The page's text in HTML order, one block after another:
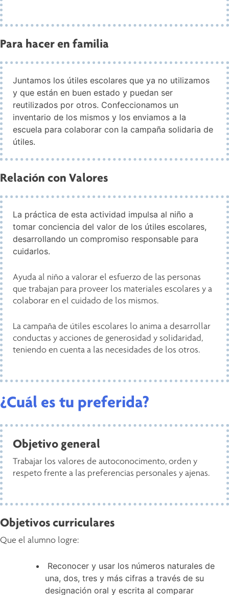
Para hacer en familia
Juntamos los útiles escolares que ya no utilizamos
y que están en buen estado y puedan ser
reutilizados por otros. Confeccionamos un
inventario de los mismos y los enviamos a la
escuela para colaborar con la campaña solidaria de
útiles.
Relación con Valores
La práctica de esta actividad impulsa al niño a
tomar conciencia del valor de los útiles escolares,
desarrollando un compromiso responsable para
cuidarlos.
Ayuda al niño a valorar el esfuerzo de las personas
que trabajan para proveer los materiales escolares y a
colaborar en el cuidado de los mismos.
La campaña de útiles escolares lo anima a desarrollar
conductas y acciones de generosidad y solidaridad,
teniendo en cuenta a las necesidades de los otros.
¿Cuál es tu preferida?
Objetivo general
Trabajar los valores de autoconocimento, orden y
respeto frente a las preferencias personales y ajenas.
Objetivos curriculares
Que el alumno logre:
Reconocer y usar los números naturales de
una, dos, tres y más cifras a través de su
designación oral y escrita al comparar